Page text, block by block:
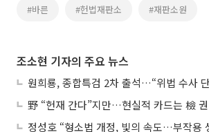
#바른 #헌법재판소 #재판소원
조소현 기자의 주요 뉴스
원희룡, 종합특검 2차 출석…“위법 수사
野 “헌재 간다”지만…현실적 카드는 檢